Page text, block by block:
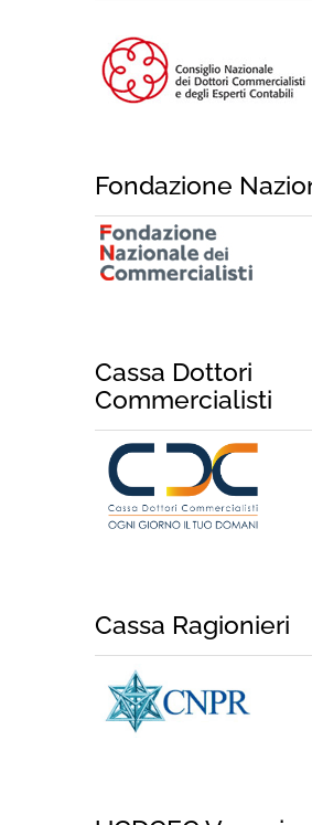
Fondazione
Cassa Dottori
Commercialisti
Cassa Ragionieri